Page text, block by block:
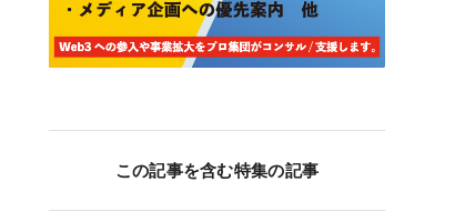
この記事を含む特集の記事